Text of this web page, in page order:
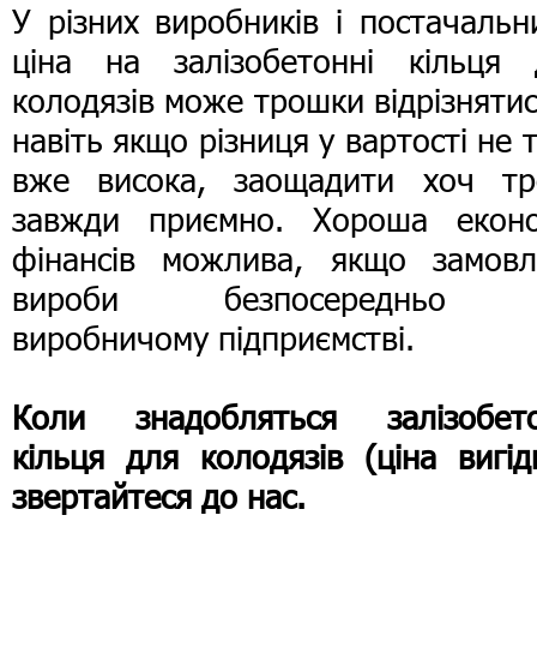
У різних виробників і
ціна на залізобетонні кільця
колодязів може трошки
навіть якщо різниця у вартості не
вже висока, заощадити хоч
завжди приємно. Хороша
фінансів можлива, якщо
вироби безпосередньо
виробничому підприємстві.
Коли знадобляться
кільця для колодязів (ціна
звертайтеся до нас.